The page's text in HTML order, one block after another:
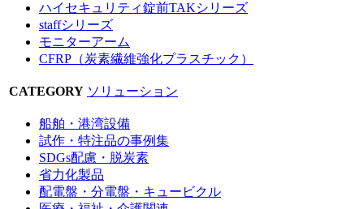
ハイセキュリティ錠前TAKシリーズ
staffシリーズ
モニターアーム
CFRP（炭素繊維強化プラスチック）
CATEGORY ソリューション
船舶・港湾設備
試作・特注品の事例集
SDGs配慮・脱炭素
省力化製品
配電盤・分電盤・キュービクル